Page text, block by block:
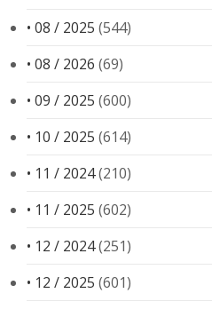
• 08 / 2025 (544)
• 08 / 2026 (69)
• 09 / 2025 (600)
• 10 / 2025 (614)
• 11 / 2024(210)
• 11 / 2025 (602)
• 12 / 2024(251)
• 12 / 2025 (601)